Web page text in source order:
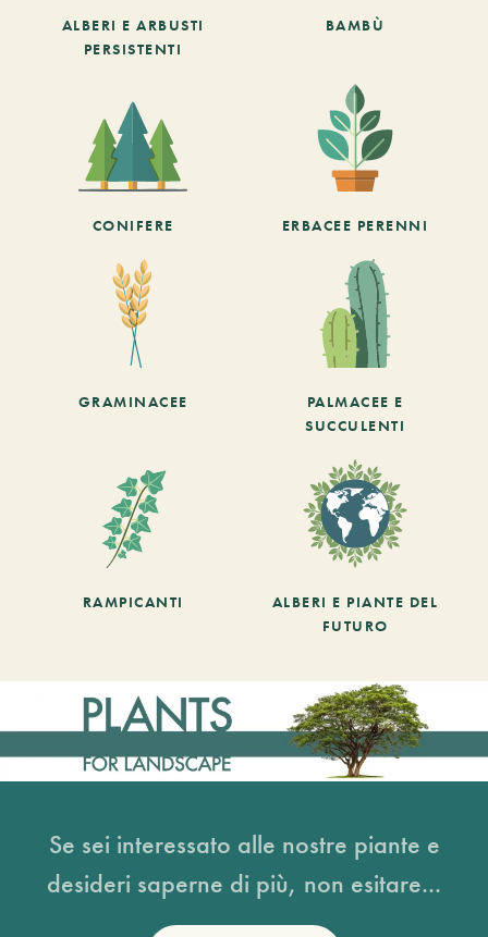
ALBERI E ARBUSTI
PERSISTENTI
BAMBÙ
CONIFERE ERBACEE PERENNI
GRAMINACEE
PALMACEE E
SUCCULENTI
RAMPICANTI
ALBERI E PIANTE DEL
FUTURO
Se sei interessato alle nostre piante e
desideri saperne di più, non esitare...